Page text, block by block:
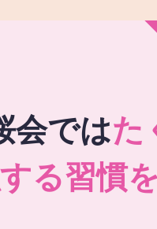
会ではた
る習慣